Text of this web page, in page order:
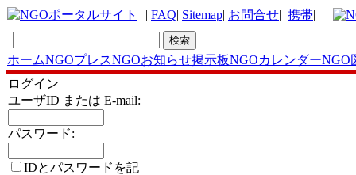
| FAQ| Sitemap| お問合せ| 携帯|
ホームNGOプレスNGOお知らせ掲示板NGOカレンダーNGO
ログイン
ユーザID または E-mail:
パスワード:
IDとパスワードを記